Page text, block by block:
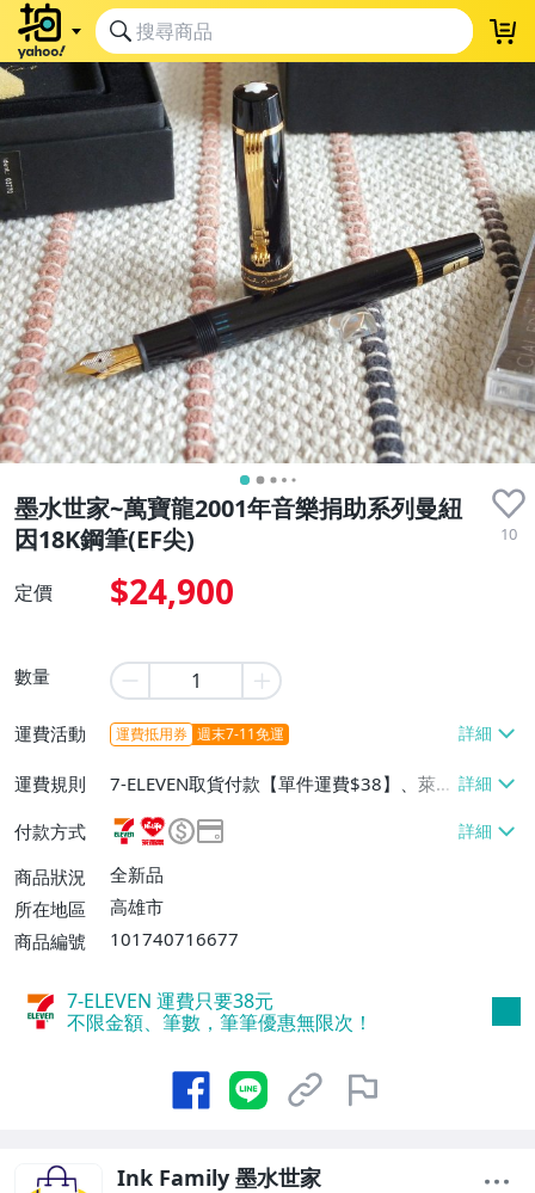
墨水世家~萬寶龍2001年音樂捐助系列曼紐
因18K鋼筆(EF尖)
10
定價 $24,900
數量
運費活動 運費抵用券 週末7-11免運
運費規則
7-ELEVEN取貨付款【單件運費$38】、萊爾
富取貨付款【單件運費$60】、宅配/貨運
【單件運費$90】、郵局掛號【單件運費$9
0】、離島配送【單件運費$120】
付款方式
商品狀況
全新品
所在地區
高雄市
商品編號
101740716677
7-ELEVEN 運費只要38元
不限金額、筆數，筆筆優惠無限次！
Ink Family 墨水世家